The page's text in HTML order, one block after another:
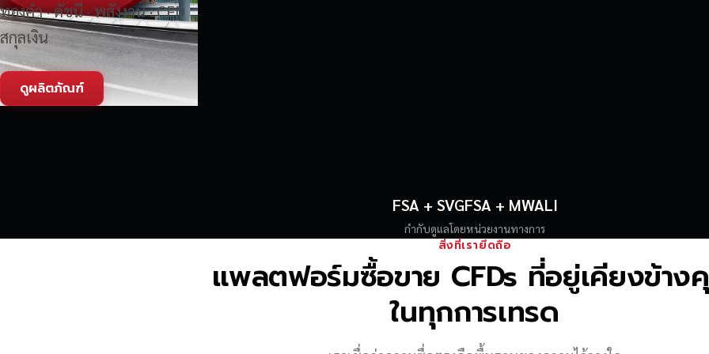
ทองคำ · ดัชนี · พลังงาน · CFD
สกุลเงิน
ดูผลิตภัณฑ์
FSA + SVGFSA + MWALI
กำกับดูแลโดยหน่วยงานทางการ
สิ่งที่เรายึดถือ
แพลตฟอร์มซื้อขาย CFDs ที่อยู่เคียงข้า
ในทุกการเทรด